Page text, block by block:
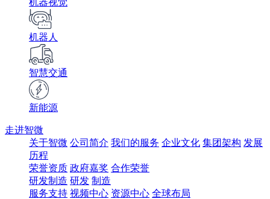
机器视觉
机器人
智慧交通
新能源
走进智微
关于智微 公司简介 我们的服务 企业文化 集团架构 发展
历程
荣誉资质 政府嘉奖 合作荣誉
研发制造 研发 制造
服务支持 视频中心 资源中心 全球布局